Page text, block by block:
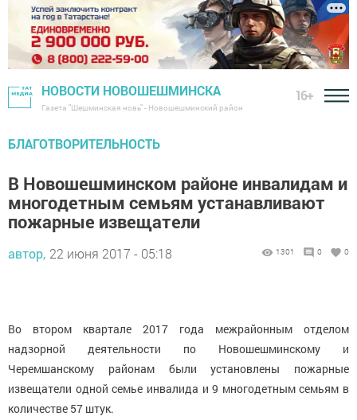
НОВОСТИ НОВОШЕШМИНСКА
Газета "Шешминская новь" - Новошешминский район
16+
БЛАГОТВОРИТЕЛЬНОСТЬ
В Новошешминском районе инвалидам и
многодетным семьям устанавливают
пожарные извещатели
автор, 22 июня 2017 - 05:18 1301 0 0
Во втором квартале 2017 года межрайонным отделом
надзорной деятельности по Новошешминскому и
Черемшанскому районам были установлены пожарные
извещатели одной семье инвалида и 9 многодетным семьям в
количестве 57 штук.